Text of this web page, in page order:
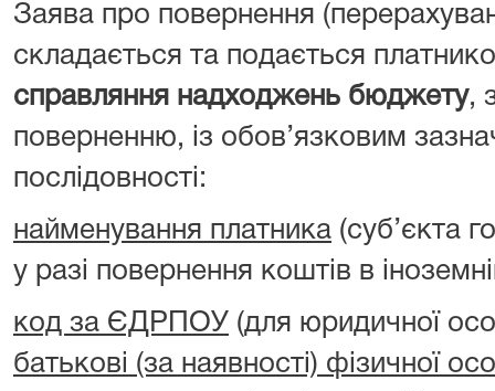
Заява про повернення
складається та подається
справляння надходжень бюджету,
поверненню, із обов’язковим
послідовності:
найменування платника (суб’єкта
у разі повернення коштів в
код за ЄДРПОУ (для юридичної
батькові (за наявності) фізичної